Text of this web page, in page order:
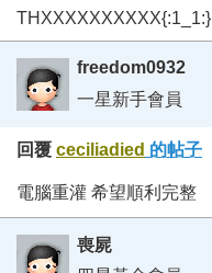
THXXXXXXXXXX{:1_1:}
freedom0932
一星新手會員
回覆 ceciliadied 的帖子
電腦重灌 希望順利完整
喪屍